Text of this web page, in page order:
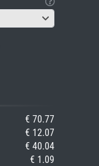
€ 70.77
€ 12.07
€ 40.04
€ 1.09